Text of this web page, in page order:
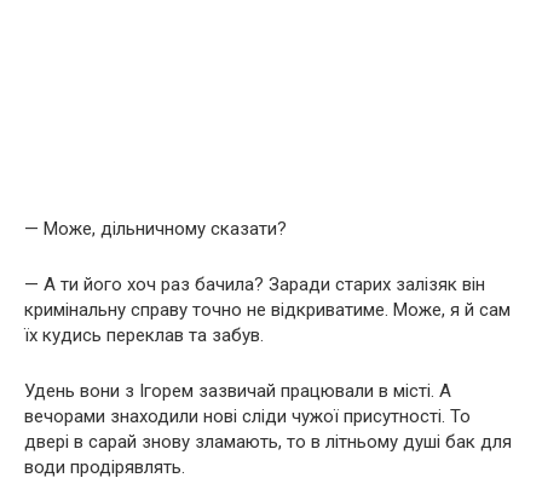
— Може, дільничному сказати?
— А ти його хоч раз бачила? Заради старих залізяк він
кримінальну справу точно не відкриватиме. Може, я й сам
їх кудись переклав та забув.
Удень вони з Ігорем зазвичай працювали в місті. А
вечорами знаходили нові сліди чужої присутності. То
двері в сарай знову зламають, то в літньому душі бак для
води продірявлять.